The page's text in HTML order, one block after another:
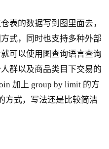
表的数据写到图里面去，
式，同时也支持多种外部
可以使用图查询语言查询
群以及商品类目下交易的
加上 group by limit 的方
方式，写法还是比较简洁